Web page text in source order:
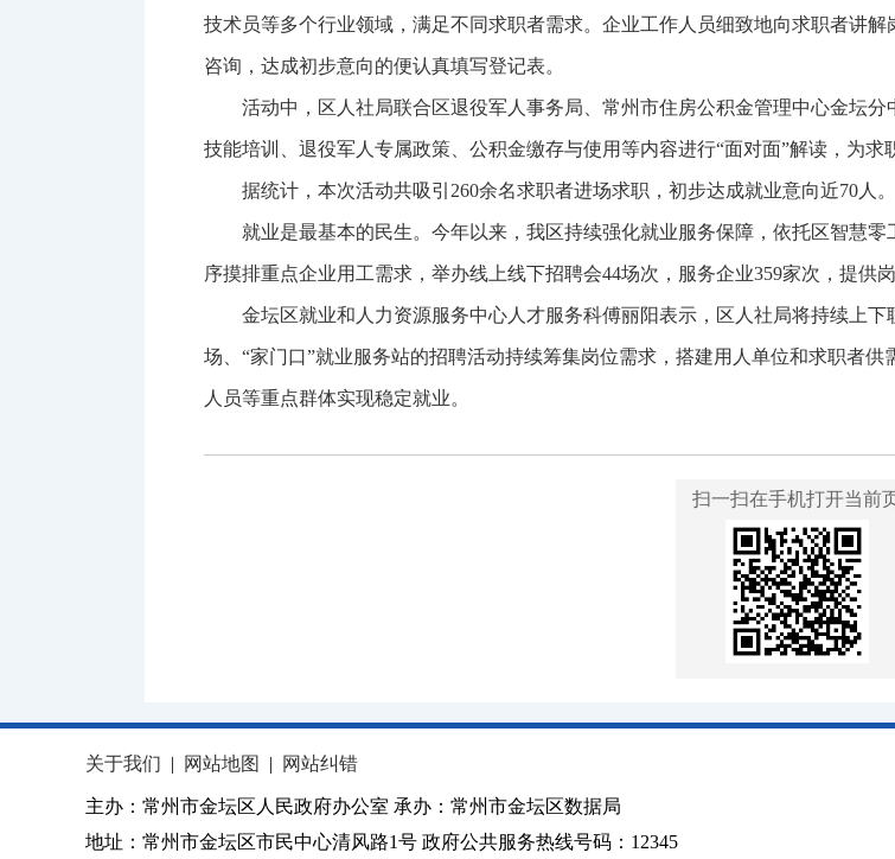
技术员等多个行业领域，满足不同求职者需求。企业工作人员细致地向求职者讲
咨询，达成初步意向的便认真填写登记表。
活动中，区人社局联合区退役军人事务局、常州市住房公积金管理中心金坛
技能培训、退役军人专属政策、公积金缴存与使用等内容进行“面对面”解读，为求
据统计，本次活动共吸引260余名求职者进场求职，初步达成就业意向近70人。
就业是最基本的民生。今年以来，我区持续强化就业服务保障，依托区智慧
序摸排重点企业用工需求，举办线上线下招聘会44场次，服务企业359家次，提供
金坛区就业和人力资源服务中心人才服务科傅丽阳表示，区人社局将持续上
场、“家门口”就业服务站的招聘活动持续筹集岗位需求，搭建用人单位和求职者
人员等重点群体实现稳定就业。
扫一扫在手机打开当前
关于我们 | 网站地图 | 网站纠错
主办：常州市金坛区人民政府办公室 承办：常州市金坛区数据局
地址：常州市金坛区市民中心清风路1号 政府公共服务热线号码：12345